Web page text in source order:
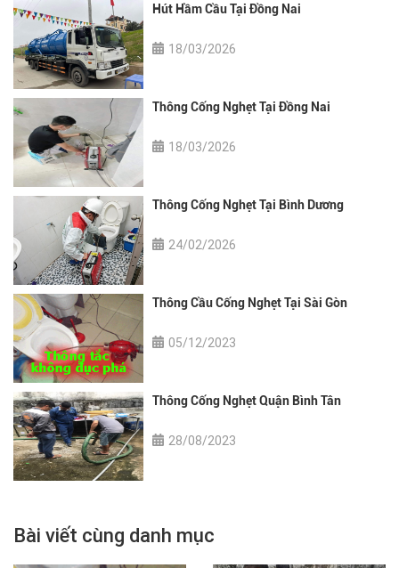
Hút Hầm Cầu Tại Đồng Nai
18/03/2026
Thông Cống Nghẹt Tại Đồng Nai
18/03/2026
Thông Cống Nghẹt Tại Bình Dương
24/02/2026
Thông Cầu Cống Nghẹt Tại Sài Gòn
05/12/2023
Thông Cống Nghẹt Quận Bình Tân
28/08/2023
Bài viết cùng danh mục